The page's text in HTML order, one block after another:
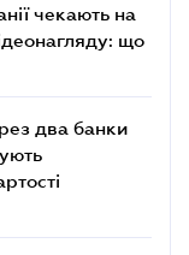
чекають на
що
два банки